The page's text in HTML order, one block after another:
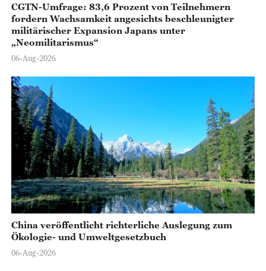
CGTN-Umfrage: 83,6 Prozent von Teilnehmern
fordern Wachsamkeit angesichts beschleunigter
militärischer Expansion Japans unter
„Neomilitarismus“
06-Aug-2026
China veröffentlicht richterliche Auslegung zum
Ökologie- und Umweltgesetzbuch
06-Aug-2026